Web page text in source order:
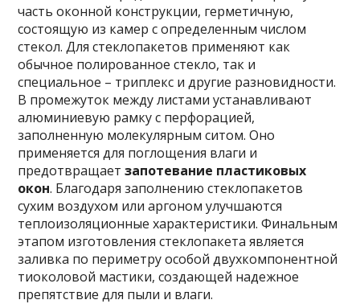
часть оконной конструкции, герметичную,
состоящую из камер с определенным числом
стекол. Для стеклопакетов применяют как
обычное полированное стекло, так и
специальное – триплекс и другие разновидности.
В промежуток между листами устанавливают
алюминиевую рамку с перфорацией,
заполненную молекулярным ситом. Оно
применяется для поглощения влаги и
предотвращаетзапотевание пластиковых
окон. Благодаря заполнению стеклопакетов
сухим воздухом или аргоном улучшаются
теплоизоляционные характеристики. Финальным
этапом изготовления стеклопакета является
заливка по периметру особой двухкомпонентной
тиоколовой мастики, создающей надежное
препятствие для пыли и влаги.